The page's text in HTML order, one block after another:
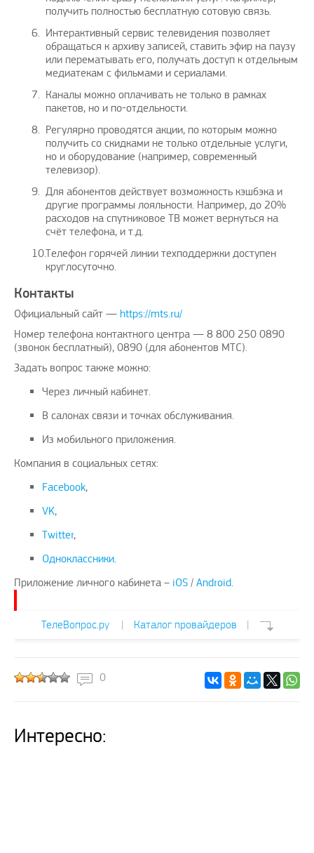
получить полностью бесплатную сотовую связь.
Интерактивный сервис телевидения позволяет
обращаться к архиву записей, ставить эфир на паузу
или перематывать его, получать доступ к отдельным
медиатекам с фильмами и сериалами.
Каналы можно оплачивать не только в рамках
пакетов, но и по-отдельности.
Регулярно проводятся акции, по которым можно
получить со скидками не только отдельные услуги,
но и оборудование (например, современный
телевизор).
Для абонентов действует возможность кэшбэка и
другие программы лояльности. Например, до 20%
расходов на спутниковое ТВ может вернуться на
счёт телефона, и т.д.
Телефон горячей линии техподдержки доступен
круглосуточно.
Контакты
Официальный сайт — https://mts.ru/
Номер телефона контактного центра — 8 800 250 0890
(звонок бесплатный), 0890 (для абонентов МТС).
Задать вопрос также можно:
Через личный кабинет.
В салонах связи и точках обслуживания.
Из мобильного приложения.
Компания в социальных сетях:
Facebook,
VK,
Twitter,
Одноклассники.
Приложение личного кабинета – iOS / Android.
ТелеВопрос.ру | Каталог провайдеров |
0
Интересно: